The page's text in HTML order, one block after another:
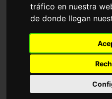
tráfico en nuestra
de donde llegan
Gafas